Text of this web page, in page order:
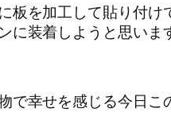
板を加工して貼り付け
に装着しようと思いま
で幸せを感じる今日こ